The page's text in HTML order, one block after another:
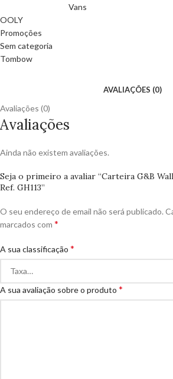
Vans
OOLY
Promoções
Sem categoria
Tombow
AVALIAÇÕES (0)
Avaliações (0)
Avaliações
Ainda não existem avaliações.
Seja o primeiro a avaliar “Carteira G&B
Ref. GH113”
O seu endereço de email não será publicado.
marcados com *
A sua classificação *
A sua avaliação sobre o produto *